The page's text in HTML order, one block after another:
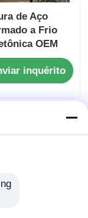
de Aço
a Frio
OEM
Center
inquérito